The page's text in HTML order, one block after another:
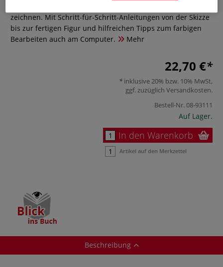
zeichnen. Mit Schritt-für-Schritt-Anleitungen von der Skizze
bis zur fertigen Figur und hilfreichen Tipps zum farbigen
Bearbeiten auch am Computer.
Mehr
22,70 €
inklusive 20% bzw. 10% MwSt,
ggf. zuzüglich Versandkosten.
Bestell-Nr.08-93111
Auf Lager.
In den Warenkorb
Artikel auf den Merkzettel
Beschreibung